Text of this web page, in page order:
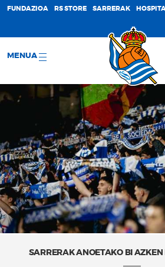
FUNDAZIOA RS STORE SARRERAK
MENUA
SARRERAK ANOETAKO BI